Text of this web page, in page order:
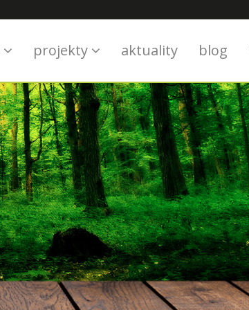
projekty aktuality blog